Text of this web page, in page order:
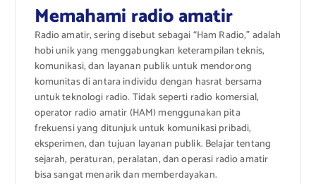
Memahami radio amatir
Radio amatir, sering disebut sebagai “Ham Radio,” adalah
hobi unik yang menggabungkan keterampilan teknis,
komunikasi, dan layanan publik untuk mendorong
komunitas di antara individu dengan hasrat bersama
untuk teknologi radio. Tidak seperti radio komersial,
operator radio amatir (HAM) menggunakan pita
frekuensi yang ditunjuk untuk komunikasi pribadi,
eksperimen, dan tujuan layanan publik. Belajar tentang
sejarah, peraturan, peralatan, dan operasi radio amatir
bisa sangat menarik dan memberdayakan.